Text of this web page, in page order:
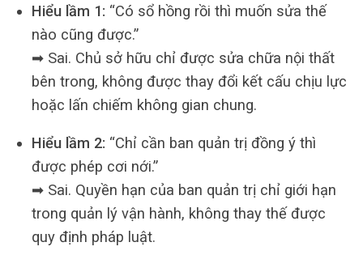
Hiểu lầm 1: “Có sổ hồng rồi thì muốn sửa thế
nào cũng được.”
➡ Sai. Chủ sở hữu chỉ được sửa chữa nội thất
bên trong, không được thay đổi kết cấu chịu lực
hoặc lấn chiếm không gian chung.
Hiểu lầm 2: “Chỉ cần ban quản trị đồng ý thì
được phép cơi nới.”
➡ Sai. Quyền hạn của ban quản trị chỉ giới hạn
trong quản lý vận hành, không thay thế được
quy định pháp luật.